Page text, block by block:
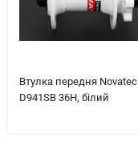
Втулка передня Novatec
D941SB 36H, білий